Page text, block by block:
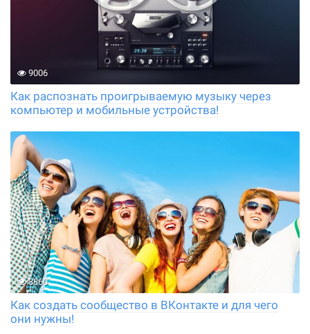
9006
Как распознать проигрываемую музыку через
компьютер и мобильные устройства!
8860
Как создать сообщество в ВКонтакте и для чего
они нужны!